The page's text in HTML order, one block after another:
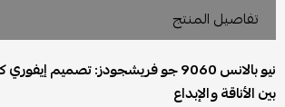
تفاصيل المنتج
نيو بالانس 9060 جو فريشجودز: تصميم
بين الأناقة والإبداع